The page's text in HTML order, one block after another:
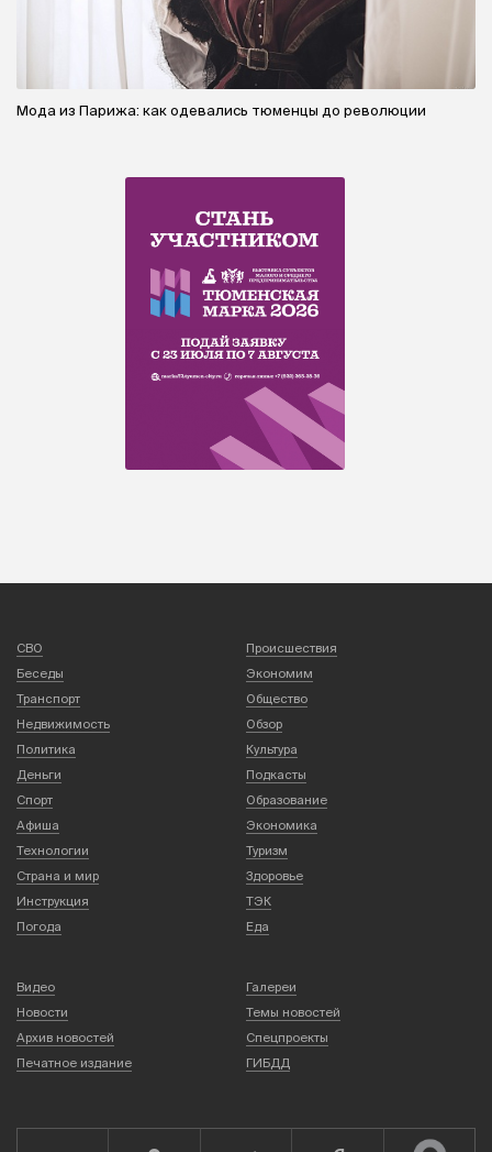
Мода из Парижа: как одевались тюменцы до революции
СВО
Происшествия
Беседы
Экономим
Транспорт
Общество
Недвижимость
Обзор
Политика
Культура
Деньги
Подкасты
Спорт
Образование
Афиша
Экономика
Технологии
Туризм
Страна и мир
Здоровье
Инструкция
ТЭК
Погода
Еда
Видео
Галереи
Новости
Темы новостей
Архив новостей
Спецпроекты
Печатное издание
ГИБДД